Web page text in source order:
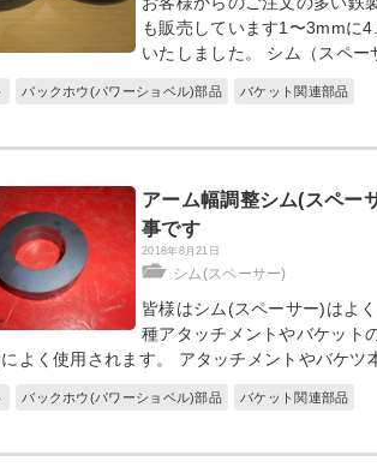
も販売しています1〜3mmに
いたしました。 シム（スペ
バックホウ(パワーショベル)部品 バケット関連部品
アーム幅調整シム(スペー
事です
2018年8月21日
シム(スペーサー)
皆様はシム(スペーサー)はよ
種アタッチメントやバケット
よく使用されます。 アタッチメントやバケツ
バックホウ(パワーショベル)部品 バケット関連部品